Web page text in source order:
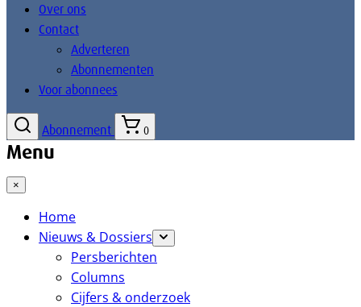
Over ons
Contact
Adverteren
Abonnementen
Voor abonnees
Abonnement 0
Menu
×
Home
Nieuws & Dossiers
Persberichten
Columns
Cijfers & onderzoek